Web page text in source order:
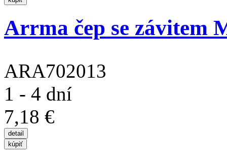
Arrma čep se závitem
ARA702013
1 - 4 dní
7,18 €